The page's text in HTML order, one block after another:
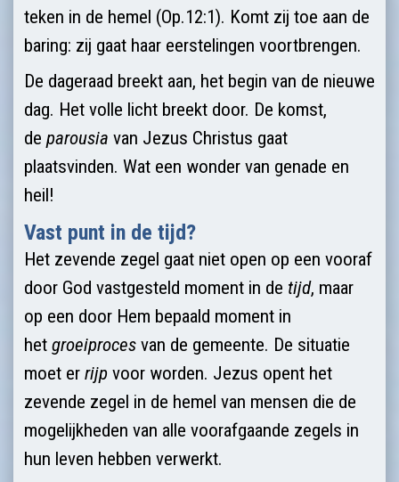
teken in de hemel (Op.12:1). Komt zij toe aan de
baring: zij gaat haar eerstelingen voortbrengen.
De dageraad breekt aan, het begin van de nieuwe
dag. Het volle licht breekt door. De komst,
de parousia van Jezus Christus gaat
plaatsvinden. Wat een wonder van genade en
heil!
Vast punt in de tijd?
Het zevende zegel gaat niet open op een vooraf
door God vastgesteld moment in de tijd, maar
op een door Hem bepaald moment in
het groeiproces van de gemeente. De situatie
moet er rijp voor worden. Jezus opent het
zevende zegel in de hemel van mensen die de
mogelijkheden van alle voorafgaande zegels in
hun leven hebben verwerkt.